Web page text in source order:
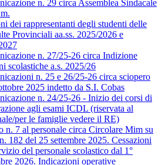
n. 29 circa Assemblea Sindacale
dei rappresentanti degli studenti delle
Provinciali aa.ss. 2025/2026 e
n. 27/25-26 circa Indizione
scolastiche a.s. 2025/26
n. 25 e 26/25-26 circa sciopero
2025 indetto da S.I. Cobas
n. 24/25-26 - Inizio dei corsi di
agli esami ICDL (riservata al
per le famiglie vedere il RE)
n. 7 al personale circa Circolare Mim su
182 del 25 settembre 2025. Cessazioni
del personale scolastico dal 1°
2026. Indicazioni operative